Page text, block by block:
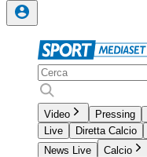
Video Pressing
Live
Diretta Calcio
News Live
Calcio